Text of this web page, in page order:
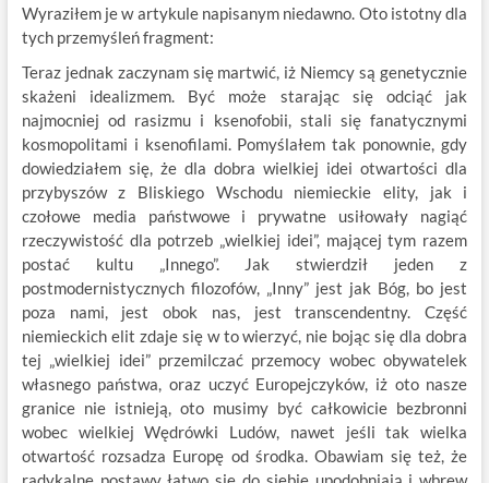
Wyraziłem je w artykule napisanym niedawno. Oto istotny dla
tych przemyśleń fragment:
Teraz jednak zaczynam się martwić, iż Niemcy są genetycznie
skażeni idealizmem. Być może starając się odciąć jak
najmocniej od rasizmu i ksenofobii, stali się fanatycznymi
kosmopolitami i ksenofilami. Pomyślałem tak ponownie, gdy
dowiedziałem się, że dla dobra wielkiej idei otwartości dla
przybyszów z Bliskiego Wschodu niemieckie elity, jak i
czołowe media państwowe i prywatne usiłowały nagiąć
rzeczywistość dla potrzeb „wielkiej idei”, mającej tym razem
postać kultu „Innego”. Jak stwierdził jeden z
postmodernistycznych filozofów, „Inny” jest jak Bóg, bo jest
poza nami, jest obok nas, jest transcendentny. Część
niemieckich elit zdaje się w to wierzyć, nie bojąc się dla dobra
tej „wielkiej idei” przemilczać przemocy wobec obywatelek
własnego państwa, oraz uczyć Europejczyków, iż oto nasze
granice nie istnieją, oto musimy być całkowicie bezbronni
wobec wielkiej Wędrówki Ludów, nawet jeśli tak wielka
otwartość rozsadza Europę od środka. Obawiam się też, że